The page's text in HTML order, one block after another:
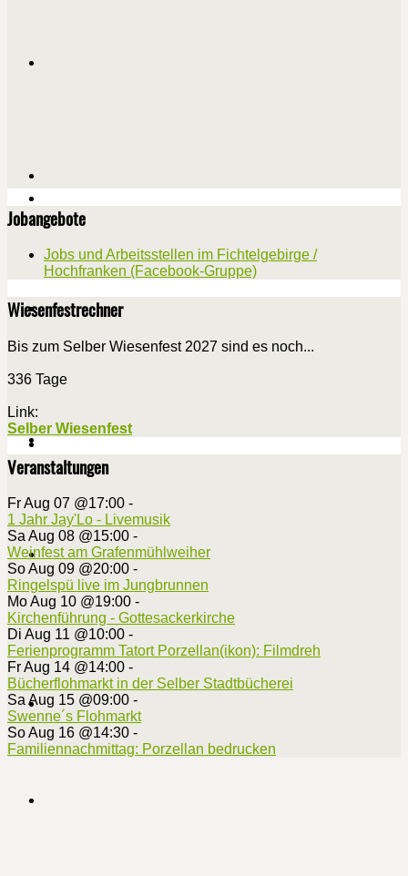
Jobangebote
Jobs und Arbeitsstellen im Fichtelgebirge /
Hochfranken (Facebook-Gruppe)
Wiesenfestrechner
Bis zum Selber Wiesenfest 2027 sind es noch...
336 Tage
Link:
Selber Wiesenfest
Veranstaltungen
Fr Aug 07 @17:00 -
1 Jahr Jay'Lo - Livemusik
Sa Aug 08 @15:00 -
Weinfest am Grafenmühlweiher
So Aug 09 @20:00 -
Ringelspü live im Jungbrunnen
Mo Aug 10 @19:00 -
Kirchenführung - Gottesackerkirche
Di Aug 11 @10:00 -
Ferienprogramm Tatort Porzellan(ikon): Filmdreh
Fr Aug 14 @14:00 -
Bücherflohmarkt in der Selber Stadtbücherei
Sa Aug 15 @09:00 -
Swenne´s Flohmarkt
So Aug 16 @14:30 -
Familiennachmittag: Porzellan bedrucken